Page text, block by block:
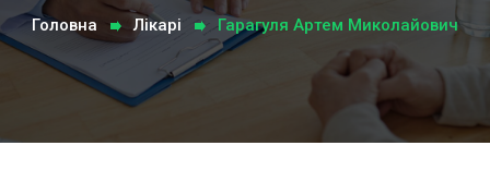
Головна Лікарі Гарагуля Артем Миколайович